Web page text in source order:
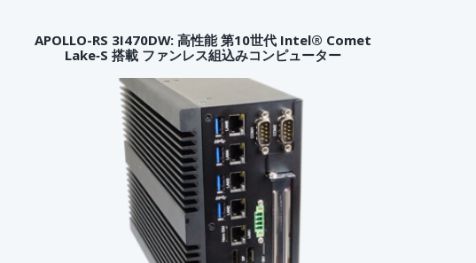
APOLLO-RS 3I470DW: 高性能 第10世代 Intel® Comet
Lake‑S 搭載 ファンレス組込みコンピューター